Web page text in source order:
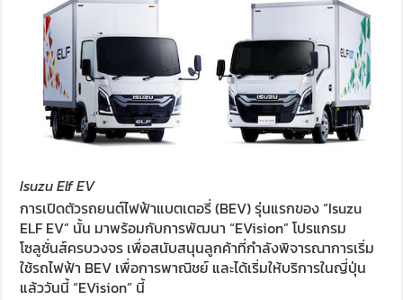
Isuzu Elf EV
การเปิดตัวรถยนต์ไฟฟ้าแบตเตอรี่ (BEV) รุ่นแรกของ “Isuzu
ELF EV” นั้น มาพร้อมกับการพัฒนา “EVision” โปรแกรม
โซลูชั่นส์ครบวงจร เพื่อสนับสนุนลูกค้าที่กำลังพิจารณาการเริ่ม
ใช้รถไฟฟ้า BEV เพื่อการพาณิชย์ และได้เริ่มให้บริการในญี่ปุ่น
แล้ววันนี้ “EVision” นี้